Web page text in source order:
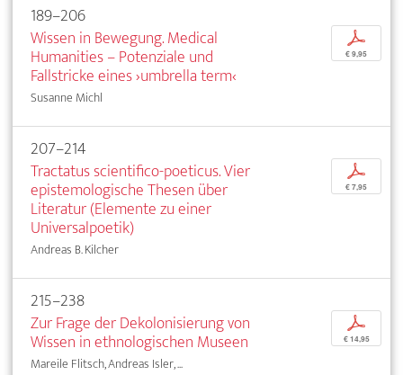
189–206
Wissen in Bewegung. Medical
Humanities – Potenziale und
Fallstricke eines ›umbrella term‹
Susanne Michl
p
€ 9,95
207–214
Tractatus scientifico-poeticus. Vier
epistemologische Thesen über
Literatur (Elemente zu einer
Universalpoetik)
Andreas B. Kilcher
p
€ 7,95
215–238
Zur Frage der Dekolonisierung von
Wissen in ethnologischen Museen
Mareile Flitsch, Andreas Isler, ...
p
€ 14,95